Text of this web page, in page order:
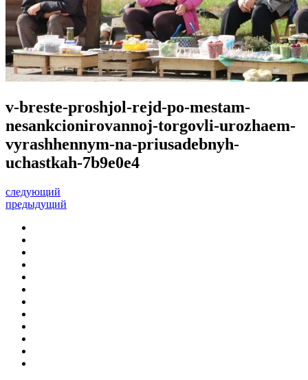
v-breste-proshjol-rejd-po-mestam-
nesankcionirovannoj-torgovli-urozhaem-
vyrashhennym-na-priusadebnyh-
uchastkah-7b9e0e4
следующий
предыдущий